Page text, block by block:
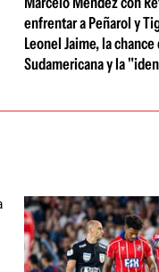
enfrentar a Peñarol y
Leonel Jaime, la
Sudamericana y la